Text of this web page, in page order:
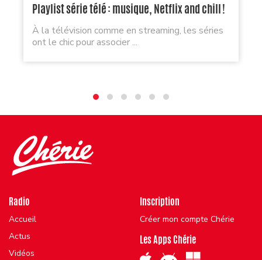
Playlist série télé : musique, Netflix and chill !
À la télévision comme en streaming, les séries
ont le chic pour associer ...
Radio
Accueil
Actus
Vidéos
Inscription
Créer mon compte Chérie
Les Apps Chérie